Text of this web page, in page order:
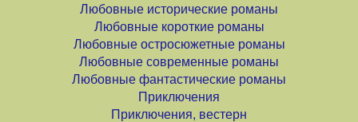
Любовные исторические романы
Любовные короткие романы
Любовные остросюжетные романы
Любовные современные романы
Любовные фантастические романы
Приключения
Приключения, вестерн